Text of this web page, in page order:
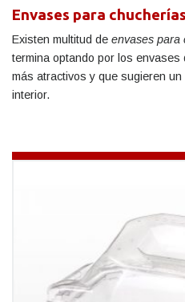
Envases para chucherías
Existen multitud de envases para
termina optando por los
más atractivos y que sugieren
interior.